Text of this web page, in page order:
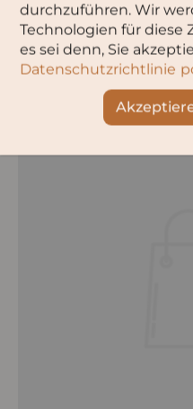
durchzuführen. Wir
Technologien für diese
es sei denn, Sie
Datenschutzrichtlinie